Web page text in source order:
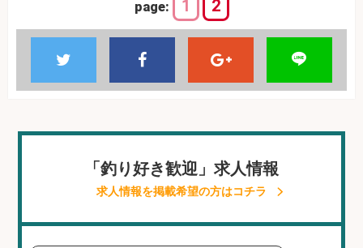
page: 1 2
「釣り好き歓迎」求人情報
求人情報を掲載希望の方はコチラ